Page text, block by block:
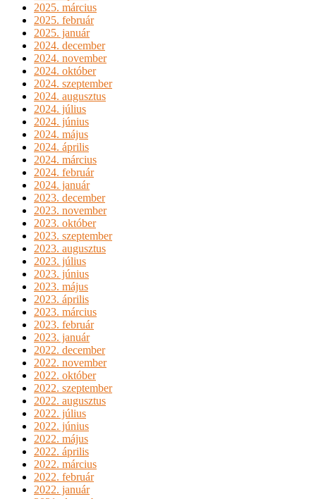
2025. március
2025. február
2025. január
2024. december
2024. november
2024. október
2024. szeptember
2024. augusztus
2024. július
2024. június
2024. május
2024. április
2024. március
2024. február
2024. január
2023. december
2023. november
2023. október
2023. szeptember
2023. augusztus
2023. július
2023. június
2023. május
2023. április
2023. március
2023. február
2023. január
2022. december
2022. november
2022. október
2022. szeptember
2022. augusztus
2022. július
2022. június
2022. május
2022. április
2022. március
2022. február
2022. január